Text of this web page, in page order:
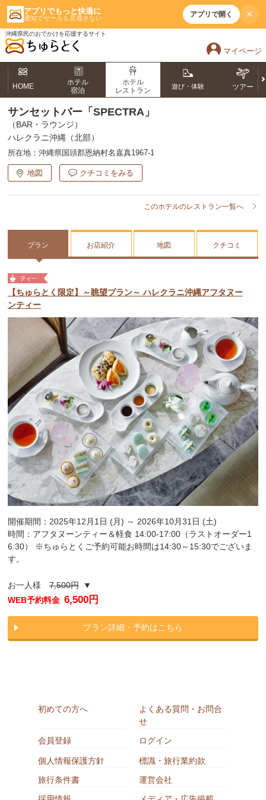
アプリでもっと快適に
通知でセールも見逃さない アプリで開く ×
沖縄県民のおでかけを応援するサイト
マイページ
HOME
ホテル
宿泊
ホテル
レストラン
遊び・体験 ツアー
サンセットバー「SPECTRA」
（BAR・ラウンジ）
ハレクラニ沖縄（北部）
所在地： 沖縄県国頭郡恩納村名嘉真1967-1
地図 クチコミをみる
このホテルのレストラン一覧へ
プラン お店紹介 地図 クチコミ
【ちゅらとく限定】～眺望プラン～ ハレクラニ沖縄アフタヌー
ンティー
開催期間：2025年12月1日 (月) ～ 2026年10月31日 (土)
時間：アフタヌーンティー＆軽食 14:00-17:00（ラストオーダー1
6:30） ※ちゅらとくご予約可能お時間は14:30～15:30でございま
す。
お一人様7,500円▼
WEB予約料金 6,500円
プラン詳細・予約はこちら
初めての方へ
よくある質問・お問合
せ
会員登録
ログイン
個人情報保護方針
標識・旅行業約款
旅行条件書
運営会社